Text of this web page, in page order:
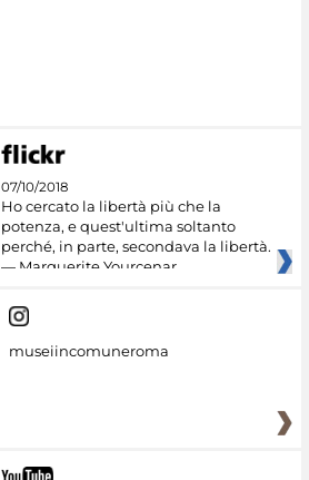
07/10/2018
Ho cercato la libertà più che la
potenza, e quest'ultima soltanto
perché, in parte, secondava la libertà.
— Marguerite Yourcenar
museiincomuneroma